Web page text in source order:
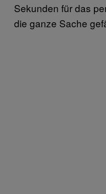
Sekunden für das
die ganze Sache